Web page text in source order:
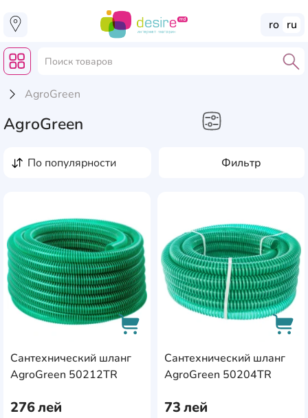
ro ru
AgroGreen
AgroGreen
Фильтр
по популярности
Сантехнический шланг
AgroGreen 50212TR
276лей
AddCardToCart
Сантехнический шланг
AgroGreen 50204TR
73лей